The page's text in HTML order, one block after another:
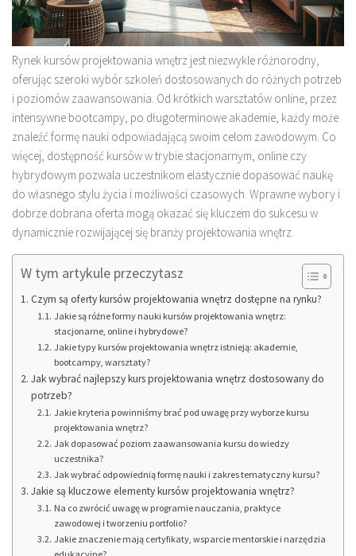
Rynek kursów projektowania wnętrz jest niezwykle różnorodny,
oferując szeroki wybór szkoleń dostosowanych do różnych potrzeb
i poziomów zaawansowania. Od krótkich warsztatów online, przez
intensywne bootcampy, po długoterminowe akademie, każdy może
znaleźć formę nauki odpowiadającą swoim celom zawodowym. Co
więcej, dostępność kursów w trybie stacjonarnym, online czy
hybrydowym pozwala uczestnikom elastycznie dopasować naukę
do własnego stylu życia i możliwości czasowych. Wprawne wybory i
dobrze dobrana oferta mogą okazać się kluczem do sukcesu w
dynamicznie rozwijającej się branży projektowania wnętrz.
W tym artykule przeczytasz
Czym są oferty kursów projektowania wnętrz dostępne na rynku?
Jakie są różne formy nauki kursów projektowania wnętrz:
stacjonarne, online i hybrydowe?
Jakie typy kursów projektowania wnętrz istnieją: akademie,
bootcampy, warsztaty?
Jak wybrać najlepszy kurs projektowania wnętrz dostosowany do
potrzeb?
Jakie kryteria powinniśmy brać pod uwagę przy wyborze kursu
projektowania wnętrz?
Jak dopasować poziom zaawansowania kursu do wiedzy
uczestnika?
Jak wybrać odpowiednią formę nauki i zakres tematyczny kursu?
Jakie są kluczowe elementy kursów projektowania wnętrz?
Na co zwrócić uwagę w programie nauczania, praktyce
zawodowej i tworzeniu portfolio?
Jakie znaczenie mają certyfikaty, wsparcie mentorskie i narzędzia